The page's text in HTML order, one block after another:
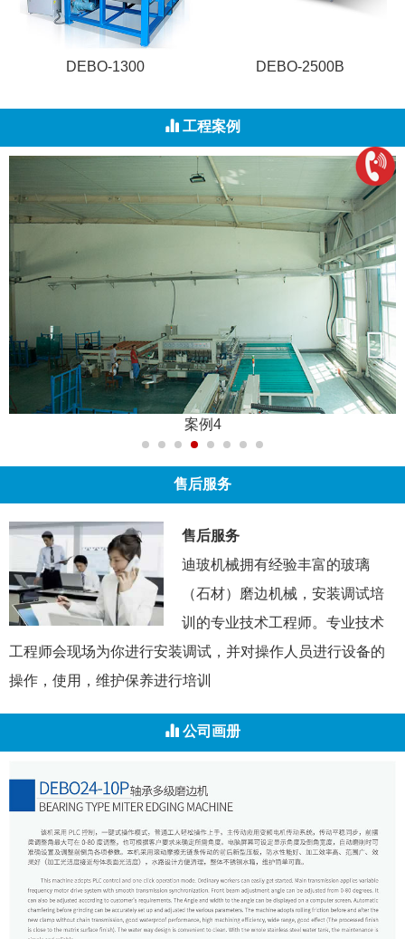
DEBO-1300 DEBO-2500B
工程案例
案例4
售后服务
售后服务
迪玻机械拥有经验丰富的玻璃
（石材）磨边机械，安装调试培
训的专业技术工程师。专业技术
工程师会现场为你进行安装调试，并对操作人员进行设备的
操作，使用，维护保养进行培训
公司画册